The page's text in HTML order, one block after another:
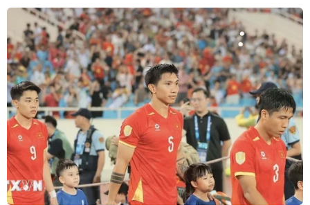
VietinBank là “Doanh nghiệp xanh có môi
trường làm việc tốt"